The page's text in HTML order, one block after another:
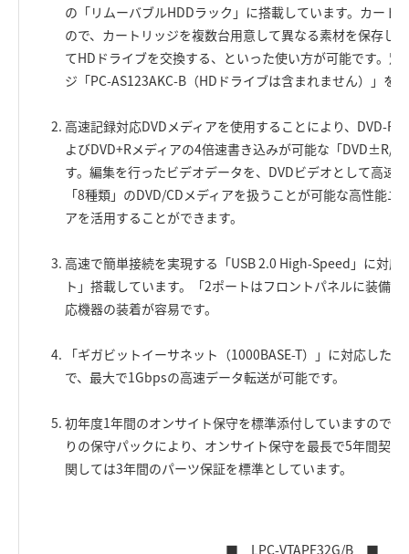
の「リムーバブルHDDラック」に搭載しています。カート
ので、カートリッジを複数台用意して異なる素材を保存し
てHDドライブを交換する、といった使い方が可能です。
ジ「PC-AS123AKC-B（HDドライブは含まれません）」を
高速記録対応DVDメディアを使用することにより、DVD-R
よびDVD+Rメディアの4倍速書き込みが可能な「DVD±R/
す。編集を行ったビデオデータを、DVDビデオとして高速
「8種類」のDVD/CDメディアを扱うことが可能な高性能ユ
アを活用することができます。
高速で簡単接続を実現する「USB 2.0 High-Speed」に対応
ト」搭載しています。「2ポートはフロントパネルに装備
応機器の装着が容易です。
「ギガビットイーサネット（1000BASE-T）」に対応した
で、最大で1Gbpsの高速データ転送が可能です。
初年度1年間のオンサイト保守を標準添付していますので
りの保守パックにより、オンサイト保守を最長で5年間契
関しては3年間のパーツ保証を標準としています。
■ LPC-VTAPF32G/B ■